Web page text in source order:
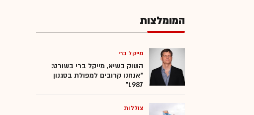
פטור ממכרז
מיסוי ומשפט
המומלצות
מייקל ברי
השוק בשיא, מייקל ברי בשורט:
"אנחנו קרובים למפולת בסגנון
1987"
צוללות